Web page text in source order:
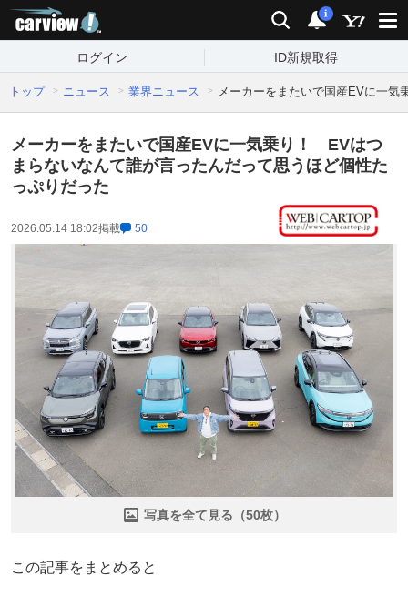
検索 通知
i
ログイン ID新規取得
トップ ニュース 業界ニュース メーカーをまたいで国産EVに一
メーカーをまたいで国産EVに一気乗り！ EVはつ
まらないなんて誰が言ったんだって思うほど個性た
っぷりだった
2026.05.14 18:02掲載 50
写真を全て見る（50枚）
この記事をまとめると